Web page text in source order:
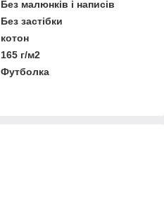
Без малюнків і написів
Без застібки
котон
165 г/м2
Футболка